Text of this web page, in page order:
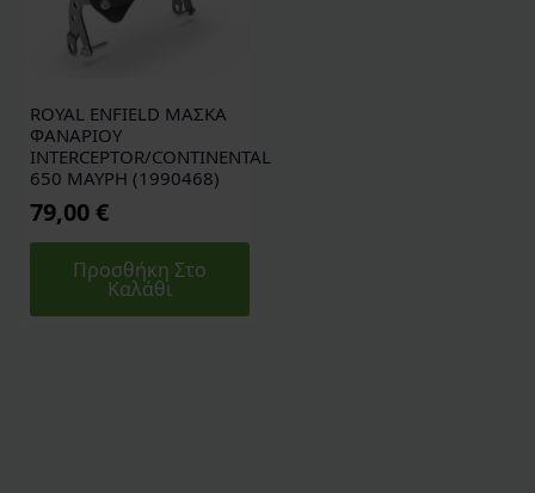
ROYAL ENFIELD ΜΑΣΚΑ
ΦΑΝΑΡΙΟΥ
INTERCEPTOR/CONTINENTAL
650 ΜΑΥΡΗ (1990468)
79,00 €
Προσθήκη Στο
Καλάθι